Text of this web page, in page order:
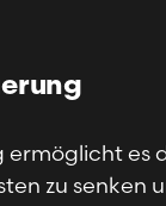
es
zu senken